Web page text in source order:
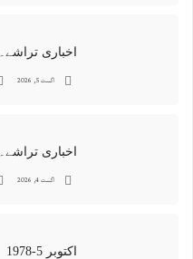
اخباری تراشے۔5اگست 2026
اگست 5, 2026
اخباری تراشے۔4اگست 2026
اگست 4, 2026
اکتوبر 5-1978